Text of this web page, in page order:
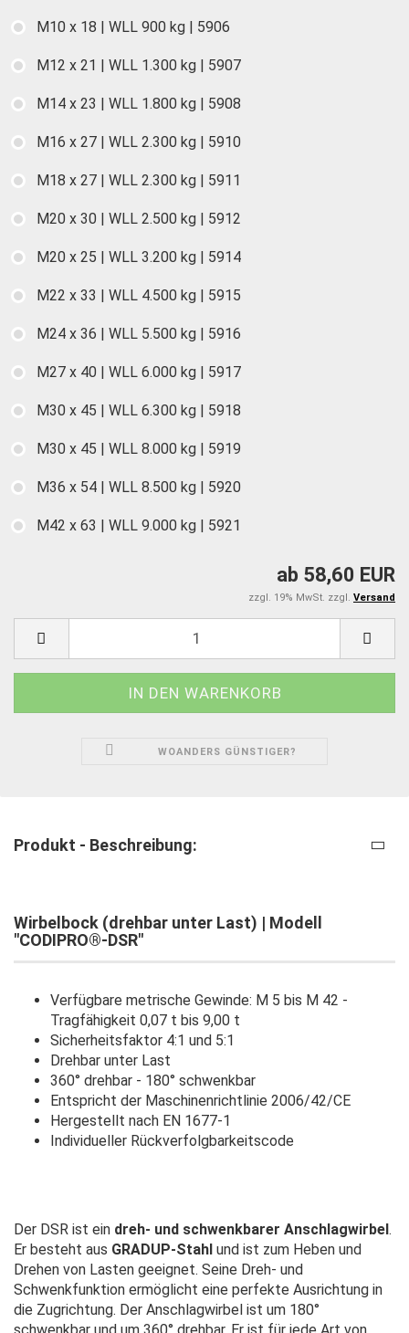
M10 x 18 | WLL 900 kg | 5906
M12 x 21 | WLL 1.300 kg | 5907
M14 x 23 | WLL 1.800 kg | 5908
M16 x 27 | WLL 2.300 kg | 5910
M18 x 27 | WLL 2.300 kg | 5911
M20 x 30 | WLL 2.500 kg | 5912
M20 x 25 | WLL 3.200 kg | 5914
M22 x 33 | WLL 4.500 kg | 5915
M24 x 36 | WLL 5.500 kg | 5916
M27 x 40 | WLL 6.000 kg | 5917
M30 x 45 | WLL 6.300 kg | 5918
M30 x 45 | WLL 8.000 kg | 5919
M36 x 54 | WLL 8.500 kg | 5920
M42 x 63 | WLL 9.000 kg | 5921
ab 58,60 EUR
zzgl. 19% MwSt. zzgl. Versand
WOANDERS GÜNSTIGER?
Produkt - Beschreibung:
Wirbelbock (drehbar unter Last) | Modell
"CODIPRO®-DSR"
Verfügbare metrische Gewinde: M 5 bis M 42 -
Tragfähigkeit 0,07 t bis 9,00 t
Sicherheitsfaktor 4:1 und 5:1
Drehbar unter Last
360° drehbar - 180° schwenkbar
Entspricht der Maschinenrichtlinie 2006/42/CE
Hergestellt nach EN 1677-1
Individueller Rückverfolgbarkeitscode
Der DSR ist ein dreh- und schwenkbarer Anschlagwirbel.
Er besteht aus GRADUP-Stahl und ist zum Heben und
Drehen von Lasten geeignet. Seine Dreh- und
Schwenkfunktion ermöglicht eine perfekte Ausrichtung in
die Zugrichtung. Der Anschlagwirbel ist um 180°